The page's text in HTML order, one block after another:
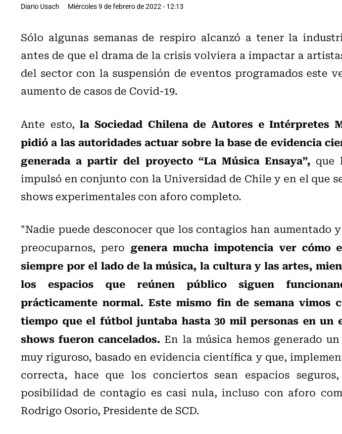
Diario Usach Miércoles 9 de febrero de 2022 - 12:13
Sólo algunas semanas de respiro alcanzó a tener la
antes de que el drama de la crisis volviera a impactar a
del sector con la suspensión de eventos programados este
aumento de casos de Covid-19.
Ante esto,la Sociedad Chilena de Autores e Intérpretes
pidió a las autoridades actuar sobre la base de evidencia
generada a partir del proyecto “La Música Ensaya”, que
impulsó en conjunto con la Universidad de Chile y en el que
shows experimentales con aforo completo.
"Nadie puede desconocer que los contagios han aumentado
preocuparnos, pero genera mucha impotencia ver cómo
siempre por el lado de la música, la cultura y las artes,
los espacios que reúnen público siguen
prácticamente normal. Este mismo fin de semana vimos
tiempo que el fútbol juntaba hasta 30 mil personas en un
shows fueron cancelados. En la música hemos generado
muy riguroso, basado en evidencia científica y que,
correcta, hace que los conciertos sean espacios
posibilidad de contagio es casi nula, incluso con aforo
Rodrigo Osorio, Presidente de SCD.